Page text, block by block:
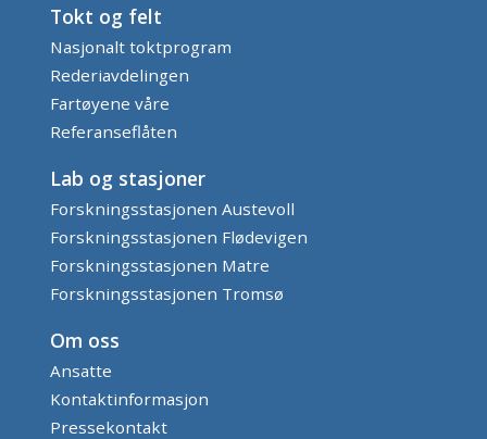
Tokt og felt
Nasjonalt toktprogram
Rederiavdelingen
Fartøyene våre
Referanseflåten
Lab og stasjoner
Forskningsstasjonen Austevoll
Forskningsstasjonen Flødevigen
Forskningsstasjonen Matre
Forskningsstasjonen Tromsø
Om oss
Ansatte
Kontaktinformasjon
Pressekontakt